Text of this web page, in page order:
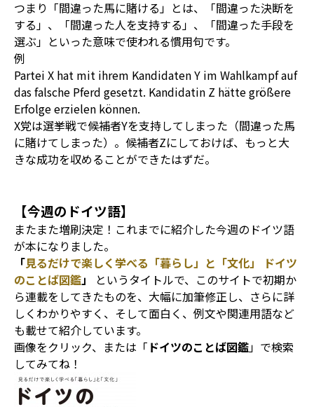
つまり「間違った馬に賭ける」とは、「間違った決断を
する」、「間違った人を支持する」、「間違った手段を
選ぶ」といった意味で使われる慣用句です。
例
Partei X hat mit ihrem Kandidaten Y im Wahlkampf auf
das falsche Pferd gesetzt. Kandidatin Z hätte größere
Erfolge erzielen können.
X党は選挙戦で候補者Yを支持してしまった（間違った馬
に賭けてしまった）。候補者Zにしておけば、もっと大
きな成功を収めることができたはずだ。
【今週のドイツ語】
またまた増刷決定！これまでに紹介した今週のドイツ語
が本になりました。
「見るだけで楽しく学べる「暮らし」と「文化」 ドイツ
のことば図鑑」
というタイトルで、このサイトで初期か
ら連載をしてきたものを、大幅に加筆修正し、さらに詳
しくわかりやすく、そして面白く、例文や関連用語など
も載せて紹介しています。
画像をクリック、または「 ドイツのことば図鑑」で検索
してみてね！